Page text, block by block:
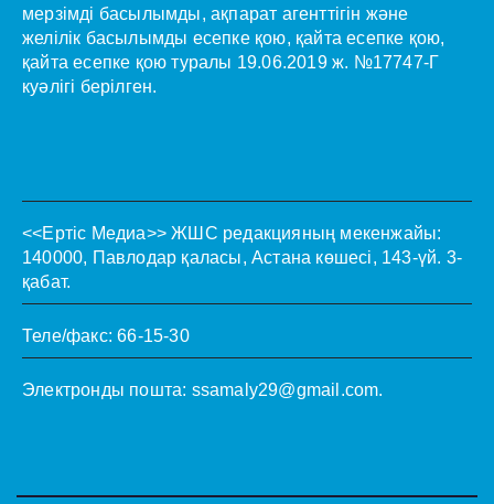
мерзімді басылымды, ақпарат агенттігін және
желілік басылымды есепке қою, қайта есепке қою,
қайта есепке қою туралы 19.06.2019 ж. №17747-Г
куәлігі берілген.
<<Ертіс Медиа>> ЖШС редакцияның мекенжайы:
140000, Павлодар қаласы, Астана көшесі, 143-үй. 3-
қабат.
Теле/факс: 66-15-30
Электронды пошта: ssamaly29@gmail.com.